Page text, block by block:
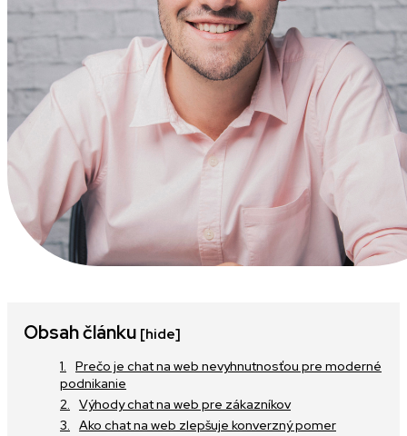
Obsah článku [hide]
Prečo je chat na web nevyhnutnosťou pre moderné
podnikanie
Výhody chat na web pre zákazníkov
Ako chat na web zlepšuje konverzný pomer